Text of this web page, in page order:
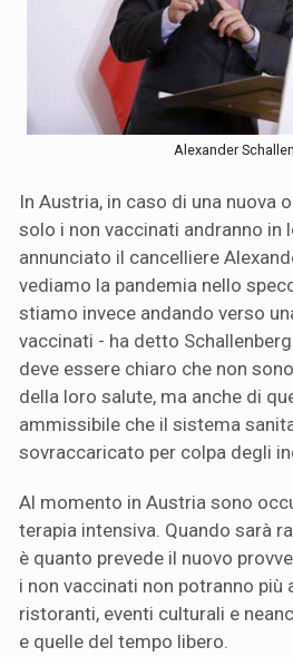
Alexander
In Austria, in caso di una nuova
solo i non vaccinati andranno in
annunciato il cancelliere
vediamo la pandemia nello
stiamo invece andando verso
vaccinati - ha detto
deve essere chiaro che non
della loro salute, ma anche di
ammissibile che il sistema
sovraccaricato per colpa degli
Al momento in Austria sono
terapia intensiva. Quando sarà
è quanto prevede il nuovo
i non vaccinati non potranno più
ristoranti, eventi culturali e
e quelle del tempo libero.